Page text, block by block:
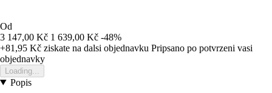
Od
3 147,00 Kč 1 639,00 Kč -48%
+81,95 Kč ziskate na dalsi objednavku Pripsano po potvrzeni vasi
objednavky
Loading...
Popis